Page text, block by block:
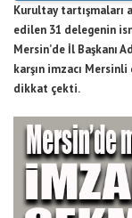
Kurultay tartışmaları
edilen 31 delegenin
Mersin’de İl Başkanı
karşın imzacı
dikkat çekti.